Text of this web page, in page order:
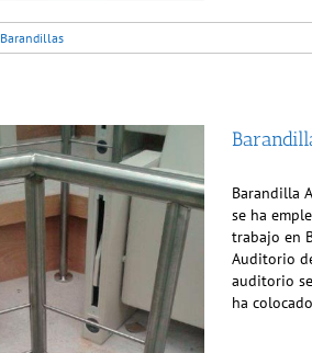
Barandillas
Barandilla
se ha
trabajo en
Auditorio
auditorio
ha